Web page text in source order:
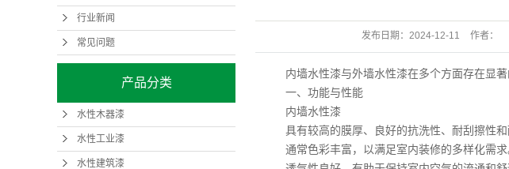
行业新闻
常见问题
产品分类
水性木器漆
水性工业漆
水性建筑漆
发布日期： 2024-12-11 作者：
内墙水性漆与外墙水性漆在多个方面存在显著
一、功能与性能
内墙水性漆
具有较高的膜厚、良好的抗洗性、耐刮擦性和
通常色彩丰富，以满足室内装修的多样化需求